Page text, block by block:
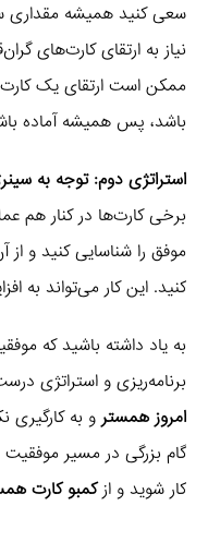
سعی کنید همیشه مقداری
نیاز به ارتقای کارت‌های
باشد، پس همیشه آماده
استراتژی دوم: توجه به
برخی کارت‌ها در کنار هم
موفق را شناسایی کنید و از
کنید. این کار می‌تواند به
به یاد داشته باشید که
برنامه‌ریزی و استراتژی
امروز همستر و به کارگیری
گام بزرگی در مسیر
کار شوید و ازکمبو کارت همستر 12